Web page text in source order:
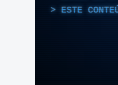
ESTE